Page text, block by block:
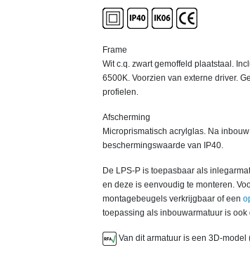
Frame
Wit c.q. zwart gemoffeld plaatstaal.
6500K. Voorzien van externe driver.
profielen.
Afscherming
Microprismatisch acrylglas. Na
beschermingswaarde van IP40.
De LPS-P is toepasbaar als
en deze is eenvoudig te monteren.
montagebeugels verkrijgbaar of een
toepassing als inbouwarmatuur is ook
Van dit armatuur is een 3D-